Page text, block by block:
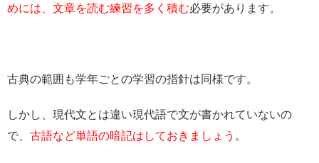
めには、文章を読む練習を多く積む必要があります。
古典の範囲も学年ごとの学習の指針は同様です。
しかし、現代文とは違い現代語で文が書かれていないの
で、 古語など単語の暗記はしておきましょう 。